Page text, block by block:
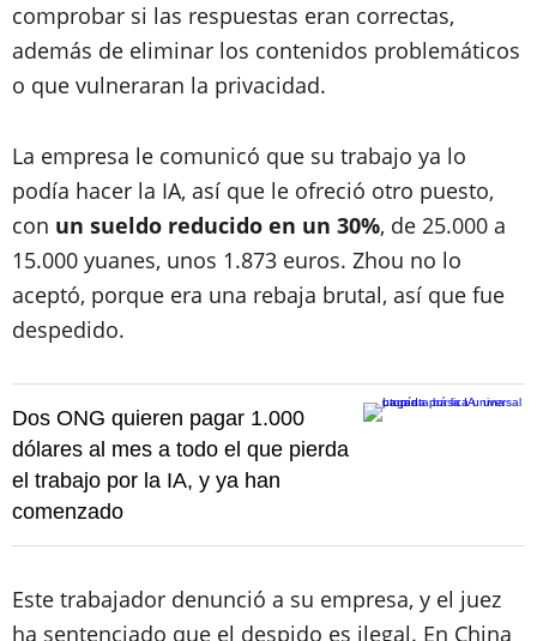
comprobar si las respuestas eran correctas,
además de eliminar los contenidos problemáticos
o que vulneraran la privacidad.
La empresa le comunicó que su trabajo ya lo
podía hacer la IA, así que le ofreció otro puesto,
con un sueldo reducido en un 30%, de 25.000 a
15.000 yuanes, unos 1.873 euros. Zhou no lo
aceptó, porque era una rebaja brutal, así que fue
despedido.
Dos ONG quieren pagar 1.000
dólares al mes a todo el que pierda
el trabajo por la IA, y ya han
comenzado
Este trabajador denunció a su empresa, y el juez
ha sentenciado que el despido es ilegal. En China